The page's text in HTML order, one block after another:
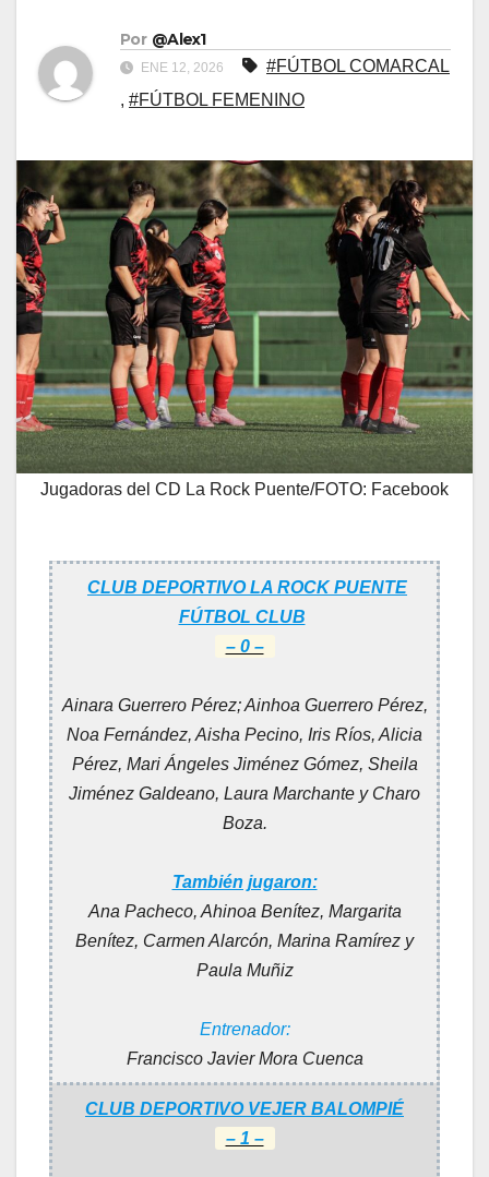
Por @Alex1
ENE 12, 2026
#FÚTBOL COMARCAL
, #FÚTBOL FEMENINO
Jugadoras del CD La Rock Puente/FOTO: Facebook
CLUB DEPORTIVO LA ROCK PUENTE
FÚTBOL CLUB
– 0 –
Ainara Guerrero Pérez; Ainhoa Guerrero Pérez,
Noa Fernández, Aisha Pecino, Iris Ríos, Alicia
Pérez, Mari Ángeles Jiménez Gómez, Sheila
Jiménez Galdeano, Laura Marchante y Charo
Boza.
También jugaron:
Ana Pacheco, Ahinoa Benítez, Margarita
Benítez, Carmen Alarcón, Marina Ramírez y
Paula Muñiz
Entrenador:
Francisco Javier Mora Cuenca
CLUB DEPORTIVO VEJER BALOMPIÉ
– 1 –